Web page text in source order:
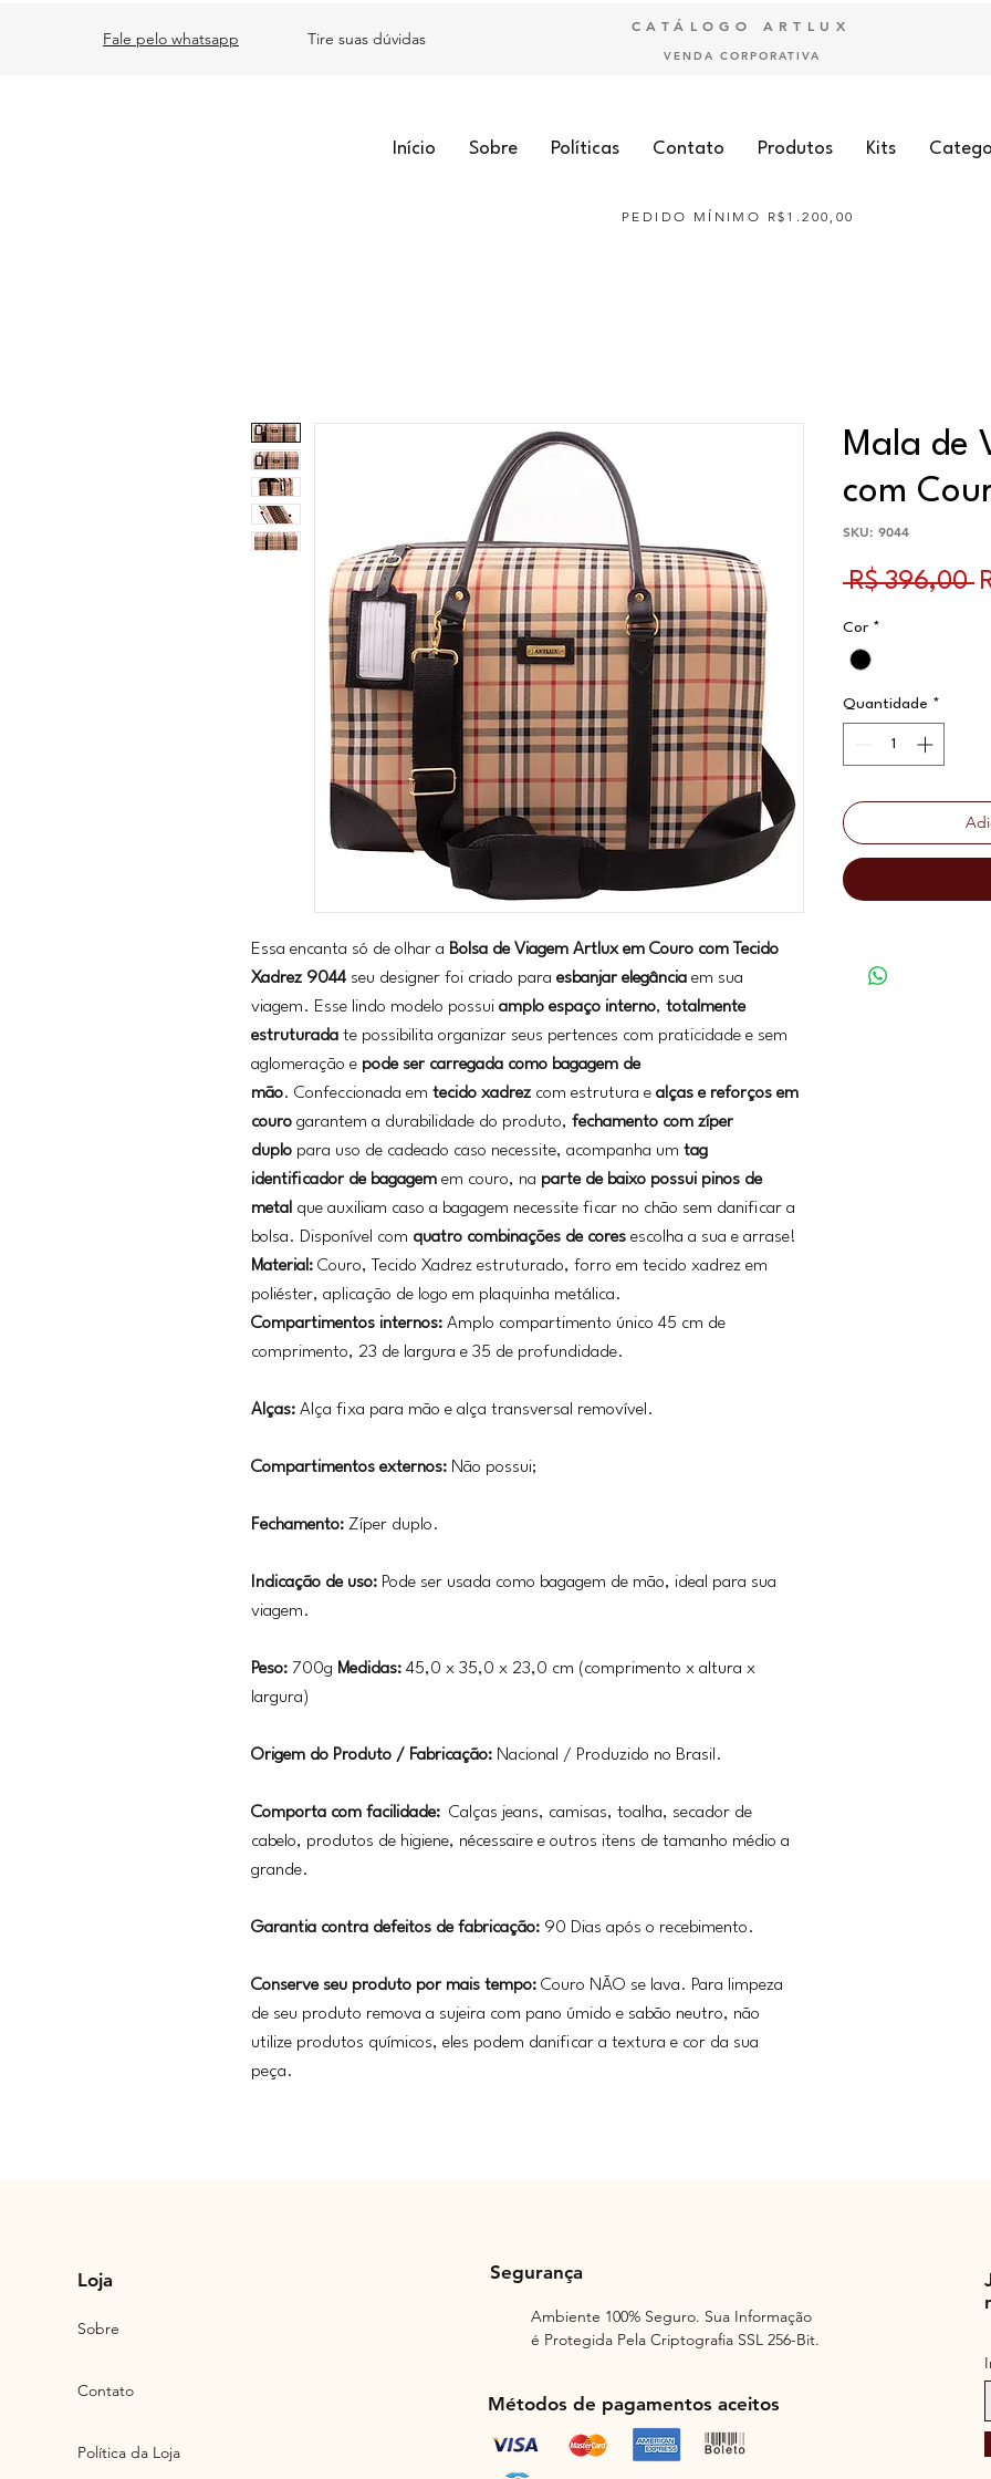
Fale pelo whatsapp Tire suas dúvidas
CATÁLOGO ARTLUX
VENDA CORPORATIVA
Início Sobre Políticas Contato Produtos Kits
PEDIDO MÍNIMO R$1.200,00
Essa encanta só de olhar a Bolsa de Viagem Artlux em Couro com Tecido
Xadrez 9044 seu designer foi criado para esbanjar elegância em sua
viagem. Esse lindo modelo possui amplo espaço interno, totalmente
estruturada te possibilita organizar seus pertences com praticidade e sem
aglomeração e pode ser carregada como bagagem de
mão. Confeccionada em tecido xadrezcom estrutura e alças e reforços em
couro garantem a durabilidade do produto, fechamento com zíper
duplo para uso de cadeado caso necessite, acompanha um tag
identificador de bagagem em couro, na parte de baixo possui pinos de
metal que auxiliam caso a bagagem necessite ficar no chão sem danificar a
bolsa. Disponível com quatro combinações de cores escolha a sua e arrase!
Material: Couro, Tecido Xadrez estruturado, forro em tecido xadrez em
poliéster, aplicação de logo em plaquinha metálica.
Compartimentos internos: Amplo compartimento único 45 cm de
comprimento, 23 de largura e 35 de profundidade.
Alças: Alça fixa para mão e alça transversal removível.
Compartimentos externos: Não possui;
Fechamento: Zíper duplo.
Indicação de uso: Pode ser usada como bagagem de mão, ideal para sua
viagem.
Peso: 700g Medidas: 45,0 x 35,0 x 23,0 cm (comprimento x altura x
largura)
Origem do Produto / Fabricação: Nacional / Produzido no Brasil.
Comporta com facilidade: Calças jeans, camisas, toalha, secador de
cabelo, produtos de higiene, nécessaire e outros itens de tamanho médio a
grande.
Garantia contra defeitos de fabricação: 90 Dias após o recebimento.
Conserve seu produto por mais tempo: Couro NÃO se lava. Para limpeza
de seu produto remova a sujeira com pano úmido e sabão neutro, não
utilize produtos químicos, eles podem danificar a textura e cor da sua
peça.
Mala de
com
SKU: 9044
R$ 396,00
Cor *
Quantidade *
Loja
Sobre
Contato
Política da Loja
Segurança
Ambiente 100% Seguro. Sua Informação
é Protegida Pela Criptografia SSL 256-Bit.
Métodos de pagamentos aceitos